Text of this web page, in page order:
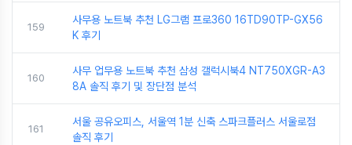
159
사무용 노트북 추천 LG그램 프로360 16TD90TP-GX56
K 후기
160
사무 업무용 노트북 추천 삼성 갤럭시북4 NT750XGR-A3
8A 솔직 후기 및 장단점 분석
161
서울 공유오피스, 서울역 1분 신축 스파크플러스 서울로점
솔직 후기